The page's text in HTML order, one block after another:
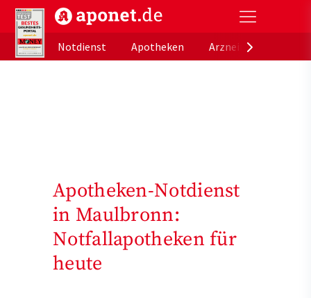
aponet.de - Das offizielle Gesundheitsportal der
Notdienst
Apotheken
Apotheken-Notdienst
in Maulbronn:
Notfallapotheken für
heute